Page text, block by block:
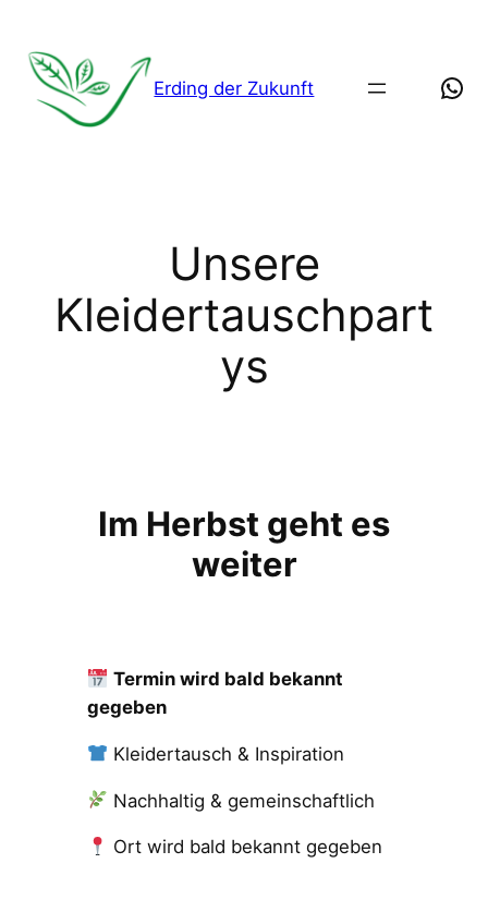
Inhalt
springen
Erding der Zukunft
Unsere
Kleidertauschpart
ys
Im Herbst geht es
weiter
Termin wird bald bekannt
gegeben
Kleidertausch & Inspiration
Nachhaltig & gemeinschaftlich
Ort wird bald bekannt gegeben